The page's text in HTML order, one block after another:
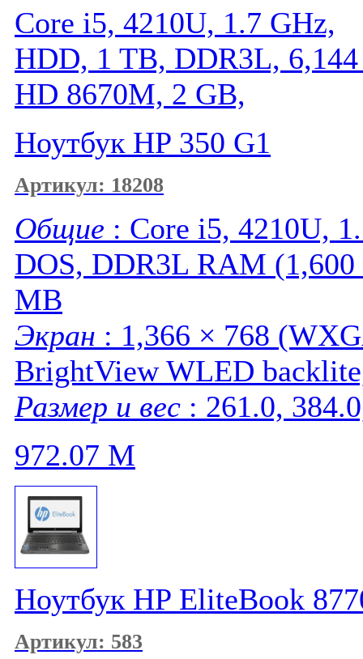
Core i5, 4210U, 1.7 GHz,
HDD, 1 TB, DDR3L,
HD 8670M, 2 GB,
Ноутбук HP 350 G1
Артикул: 18208
Общие : Core i5, 4210U,
DOS, DDR3L RAM
MB
Экран : 1,366 × 768
BrightView WLED
Размер и вес : 261.0,
972.07 M
Ноутбук HP EliteBook
Артикул: 583